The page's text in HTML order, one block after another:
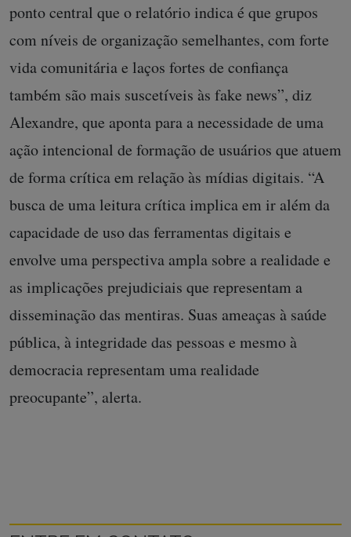
ponto central que o relatório indica é que grupos
com níveis de organização semelhantes, com forte
vida comunitária e laços fortes de confiança
também são mais suscetíveis às fake news”, diz
Alexandre, que aponta para a necessidade de uma
ação intencional de formação de usuários que atuem
de forma crítica em relação às mídias digitais. “A
busca de uma leitura crítica implica em ir além da
capacidade de uso das ferramentas digitais e
envolve uma perspectiva ampla sobre a realidade e
as implicações prejudiciais que representam a
disseminação das mentiras. Suas ameaças à saúde
pública, à integridade das pessoas e mesmo à
democracia representam uma realidade
preocupante”, alerta.